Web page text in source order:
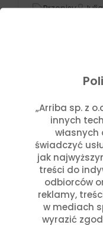
„Arriba sp. z
innych
świadczyć
jak
treści do
odbiorców
reklamy,
w mediach
wyrazić
Przepisy